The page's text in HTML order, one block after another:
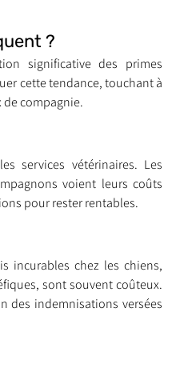
dons À l'adoption
Les Professionnels Animaliers
?
significative des primes
cette tendance, touchant à
de compagnie.
services vétérinaires. Les
voient leurs coûts
pour rester rentables.
incurables chez les chiens,
sont souvent coûteux.
des indemnisations versées